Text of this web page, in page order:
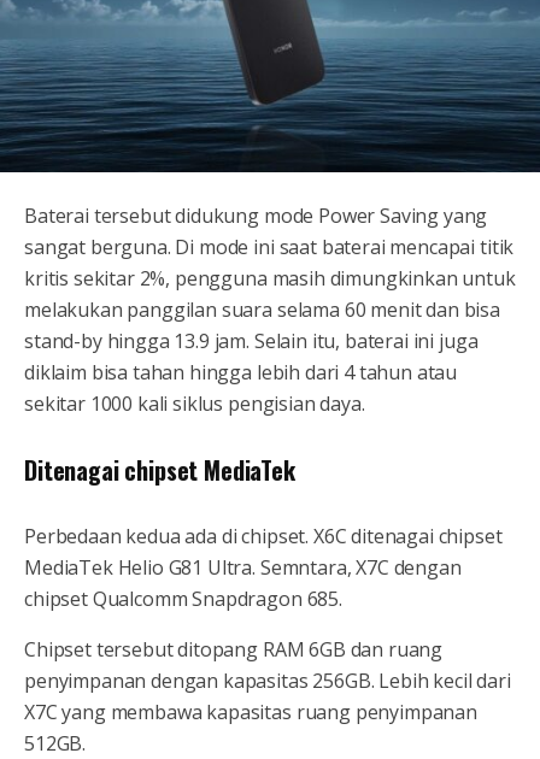
Baterai tersebut didukung mode Power Saving yang
sangat berguna. Di mode ini saat baterai mencapai titik
kritis sekitar 2%, pengguna masih dimungkinkan untuk
melakukan panggilan suara selama 60 menit dan bisa
stand-by hingga 13.9 jam. Selain itu, baterai ini juga
diklaim bisa tahan hingga lebih dari 4 tahun atau
sekitar 1000 kali siklus pengisian daya.
Ditenagai chipset MediaTek
Perbedaan kedua ada di chipset. X6C ditenagai chipset
MediaTek Helio G81 Ultra. Semntara, X7C dengan
chipset Qualcomm Snapdragon 685.
Chipset tersebut ditopang RAM 6GB dan ruang
penyimpanan dengan kapasitas 256GB. Lebih kecil dari
X7C yang membawa kapasitas ruang penyimpanan
512GB.